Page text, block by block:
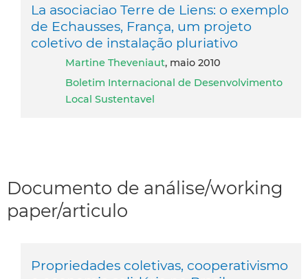
La asociaciao Terre de Liens: o exemplo
de Echausses, França, um projeto
coletivo de instalação pluriativo
Martine Theveniaut, maio 2010
Boletim Internacional de Desenvolvimento
Local Sustentavel
Documento de análise/working
paper/articulo
Propriedades coletivas, cooperativismo